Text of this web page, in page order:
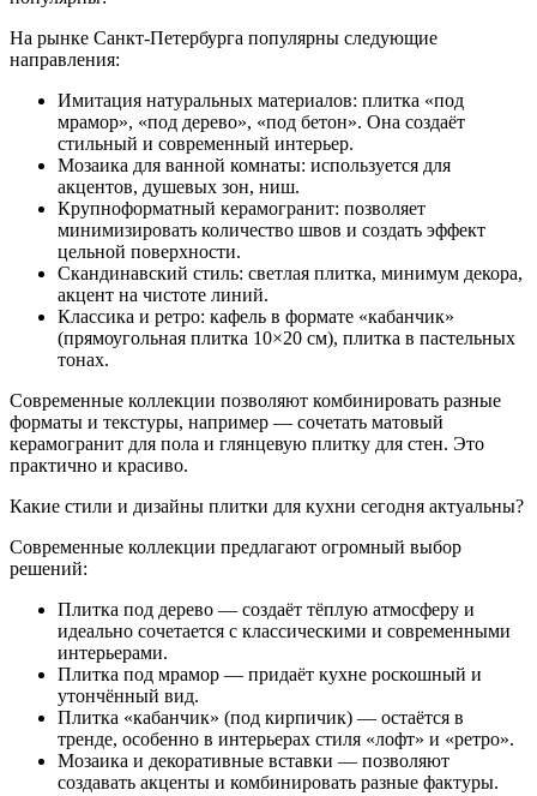
На рынке Санкт-Петербурга популярны следующие
направления:
Имитация натуральных материалов: плитка «под
мрамор», «под дерево», «под бетон». Она создаёт
стильный и современный интерьер.
Мозаика для ванной комнаты: используется для
акцентов, душевых зон, ниш.
Крупноформатный керамогранит: позволяет
минимизировать количество швов и создать эффект
цельной поверхности.
Скандинавский стиль: светлая плитка, минимум декора,
акцент на чистоте линий.
Классика и ретро: кафель в формате «кабанчик»
(прямоугольная плитка 10×20 см), плитка в пастельных
тонах.
Современные коллекции позволяют комбинировать разные
форматы и текстуры, например — сочетать матовый
керамогранит для пола и глянцевую плитку для стен. Это
практично и красиво.
Какие стили и дизайны плитки для кухни сегодня актуальны?
Современные коллекции предлагают огромный выбор
решений:
Плитка под дерево — создаёт тёплую атмосферу и
идеально сочетается с классическими и современными
интерьерами.
Плитка под мрамор — придаёт кухне роскошный и
утончённый вид.
Плитка «кабанчик» (под кирпичик) — остаётся в
тренде, особенно в интерьерах стиля «лофт» и «ретро».
Мозаика и декоративные вставки — позволяют
создавать акценты и комбинировать разные фактуры.